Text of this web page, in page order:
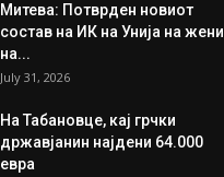
Митева: Потврден новиот
состав на ИК на Унија на жени
на...
July 31, 2026
На Табановце, кај грчки
државјанин најдени 64.000
евра